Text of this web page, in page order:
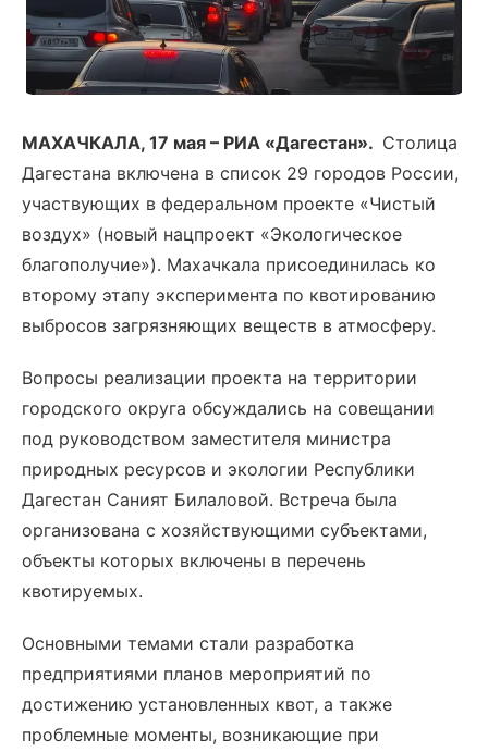
МАХАЧКАЛА, 17 мая – РИА «Дагестан». Столица
Дагестана включена в список 29 городов России,
участвующих в федеральном проекте «Чистый
воздух» (новый нацпроект «Экологическое
благополучие»). Махачкала присоединилась ко
второму этапу эксперимента по квотированию
выбросов загрязняющих веществ в атмосферу.
Вопросы реализации проекта на территории
городского округа обсуждались на совещании
под руководством заместителя министра
природных ресурсов и экологии Республики
Дагестан Саният Билаловой. Встреча была
организована с хозяйствующими субъектами,
объекты которых включены в перечень
квотируемых.
Основными темами стали разработка
предприятиями планов мероприятий по
достижению установленных квот, а также
проблемные моменты, возникающие при